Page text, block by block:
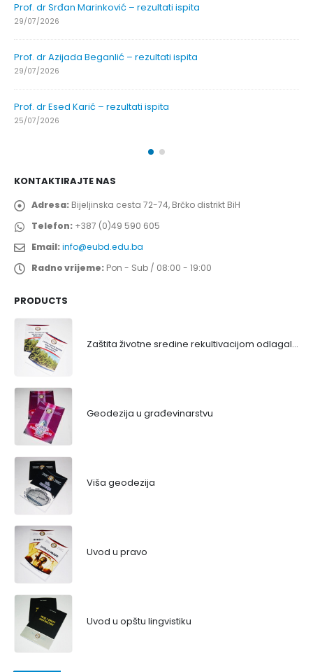
Prof. dr Srđan Marinković – rezultati ispita
29/07/2026
Prof. dr Azijada Beganlić – rezultati ispita
29/07/2026
Prof. dr Esed Karić – rezultati ispita
25/07/2026
KONTAKTIRAJTE NAS
Adresa: Bijeljinska cesta 72-74, Brčko distrikt BiH
Telefon: +387 (0)49 590 605
Email:info@eubd.edu.ba
Radno vrijeme: Pon - Sub / 08:00 - 19:00
PRODUCTS
Zaštita životne sredine rekultivacijom odlagališta
Geodezija u građevinarstvu
Viša geodezija
Uvod u pravo
Uvod u opštu lingvistiku